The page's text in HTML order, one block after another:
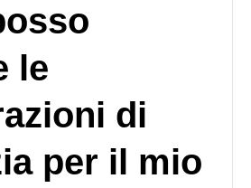
le
di
per il mio